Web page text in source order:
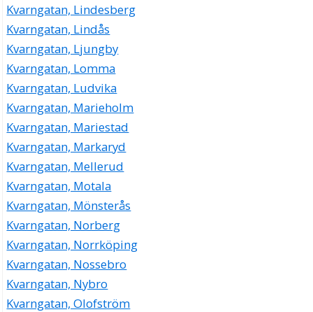
Kvarngatan, Lindesberg
Kvarngatan, Lindås
Kvarngatan, Ljungby
Kvarngatan, Lomma
Kvarngatan, Ludvika
Kvarngatan, Marieholm
Kvarngatan, Mariestad
Kvarngatan, Markaryd
Kvarngatan, Mellerud
Kvarngatan, Motala
Kvarngatan, Mönsterås
Kvarngatan, Norberg
Kvarngatan, Norrköping
Kvarngatan, Nossebro
Kvarngatan, Nybro
Kvarngatan, Olofström